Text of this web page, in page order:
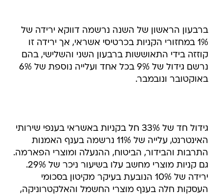
ברבעון הראשון של השנה נרשמה דווקא ירידה של
1% במחזורי הקניות בכרטיסי אשראי, אך ירידה זו
קוזזה בידי התאוששות ברבעון השני והשלישי, בהם
נרשם גידול של 9% בכל אחד ועלייה נוספת של 6%
באוקטובר ונובמבר.
גידול חד של 33% חל בקניות באשראי בענפי שירותי
האינטרנט, עלייה של 11% נרשמה בענף האמנות
התרבות והבידור, הביטוח, ההנעלה ומוצרי הפארמה.
גם קניות מוצרי מחשב עלו בשיעור ניכר של 29%.
ירידה של 10% הנובעת בעיקר מקיטון בסכומי
העסקות חלה בענף מוצרי החשמל והאלקטרוניקה,